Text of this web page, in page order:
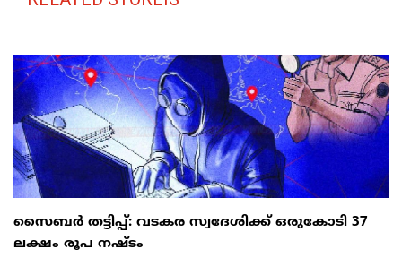
സൈബര്‍ തട്ടിപ്പ്: വടകര സ്വദേശിക്ക് ഒരുകോടി 37
ലക്ഷം രൂപ നഷ്ടം